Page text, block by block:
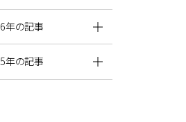
年の記事
年の記事